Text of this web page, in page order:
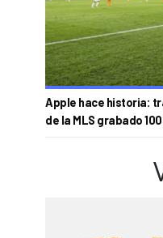
Apple hace historia:
de la MLS grabado